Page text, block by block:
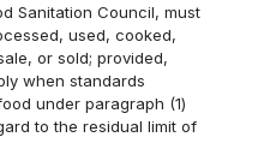
Sanitation Council, must
used, cooked,
or sold; provided,
when standards
under paragraph (1)
to the residual limit of